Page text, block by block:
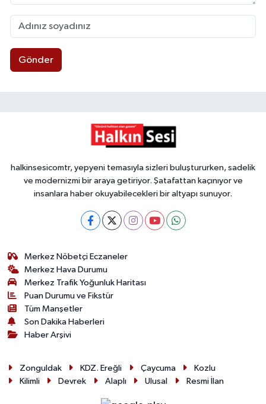
Gönder
halkinsesicomtr, yepyeni temasıyla sizleri buluştururken, sadelik
ve modernizmi bir araya getiriyor. Şatafattan kaçınıyor ve
insanlara haber okuyabilecekleri bir altyapı sunuyor.
Merkez Nöbetçi Eczaneler
Merkez Hava Durumu
Merkez Trafik Yoğunluk Haritası
Puan Durumu ve Fikstür
Tüm Manşetler
Son Dakika Haberleri
Haber Arşivi
Zonguldak KDZ. Ereğli Çaycuma
Kozlu
Kilimli
Devrek Alaplı Ulusal Resmi İlan